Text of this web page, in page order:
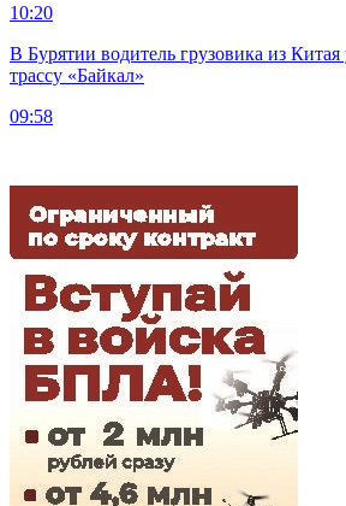
10:20
В Бурятии водитель грузовика из
трассу «Байкал»
09:58